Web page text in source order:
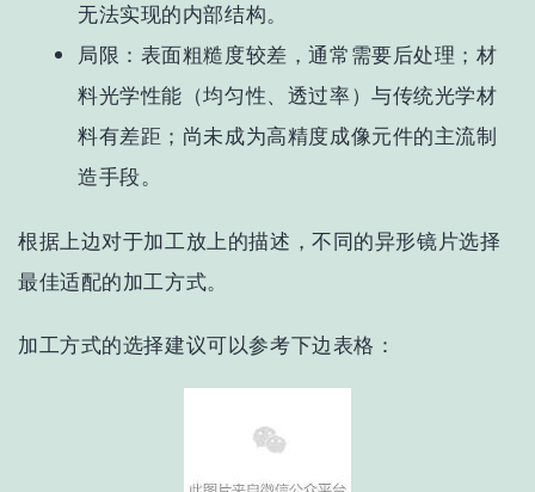
无法实现的内部结构。
局限 ：表面粗糙度较差，通常需要后处理；材
料光学性能（均匀性、透过率）与传统光学材
料有差距；尚未成为高精度成像元件的主流制
造手段。
根据上边对于加工放上的描述，不同的异形镜片选择
最佳适配的加工方式。
加工方式的选择建议可以参考下边表格：